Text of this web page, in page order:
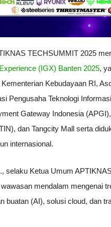
TECHSUMMIT 2025
(IGX) Banten 2025,
Kebudayaan RI,
Pengusaha Teknologi
Gateway Indonesia
dan Tangcity Mall serta
internasional.
selaku Ketua Umum
mendalam mengenai
buatan (AI), solusi cloud, dan